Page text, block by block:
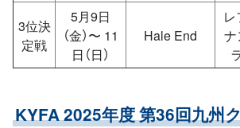
3位決
定戦
5月9日
（金）〜 11
日（日）
Hale End
レ
ナ
KYFA 2025年度 第36回九州